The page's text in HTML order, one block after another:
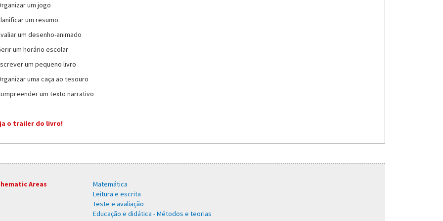
um jogo
um resumo
um desenho-animado
um horário escolar
um pequeno livro
uma caça ao tesouro
um texto narrativo
o trailer do livro!
Areas
Matemática
Leitura e escrita
Teste e avaliação
Educação e didática - Métodos e teorias